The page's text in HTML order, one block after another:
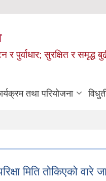
र पुर्वाधार; सुरक्षित र समृद्ध
तथा परियोजना
मिति तोकिएको वारे